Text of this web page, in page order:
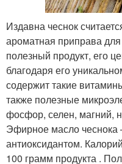
Издавна чеснок
ароматная приправа
полезный продукт, его
благодаря его
содержит такие
также полезные
фосфор, селен, магний,
Эфирное масло
антиоксидантом.
100 грамм продукта .